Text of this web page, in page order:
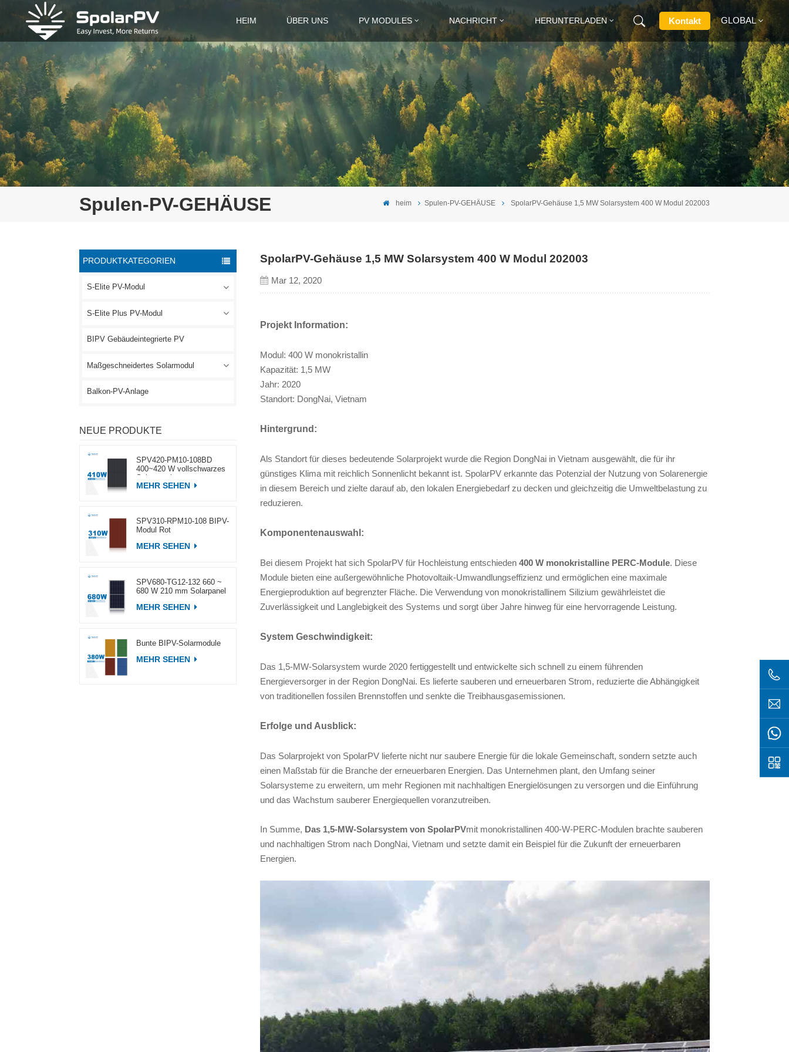
HEIM ÜBER UNS PV MODULES NACHRICHT HERUNTERLADEN Kontakt GLOBAL
English
Français
Deutsch
Русский
Italiano
Español
Spulen-PV-GEHÄUSE heim Spulen-PV-GEHÄUSE SpolarPV-Gehäuse 1,5 MW Solarsystem 400 W Modul 202003
SpolarPV-Gehäuse 1,5 MW Solarsystem 400 W Modul 202003
Mar 12, 2020
Projekt Information:
Modul: 400 W monokristallin
Kapazität: 1,5 MW
Jahr: 2020
Standort: DongNai, Vietnam
Hintergrund:
Als Standort für dieses bedeutende Solarprojekt wurde die Region DongNai in Vietnam ausgewählt, die für ihr
günstiges Klima mit reichlich Sonnenlicht bekannt ist. SpolarPV erkannte das Potenzial der Nutzung von Solarenergie
in diesem Bereich und zielte darauf ab, den lokalen Energiebedarf zu decken und gleichzeitig die Umweltbelastung zu
reduzieren.
Komponentenauswahl:
Bei diesem Projekt hat sich SpolarPV für Hochleistung entschieden 400 W monokristalline PERC-Module. Diese
Module bieten eine außergewöhnliche Photovoltaik-Umwandlungseffizienz und ermöglichen eine maximale
Energieproduktion auf begrenzter Fläche. Die Verwendung von monokristallinem Silizium gewährleistet die
Zuverlässigkeit und Langlebigkeit des Systems und sorgt über Jahre hinweg für eine hervorragende Leistung.
System Geschwindigkeit:
Das 1,5-MW-Solarsystem wurde 2020 fertiggestellt und entwickelte sich schnell zu einem führenden
Energieversorger in der Region DongNai. Es lieferte sauberen und erneuerbaren Strom, reduzierte die Abhängigkeit
von traditionellen fossilen Brennstoffen und senkte die Treibhausgasemissionen.
Erfolge und Ausblick:
Das Solarprojekt von SpolarPV lieferte nicht nur saubere Energie für die lokale Gemeinschaft, sondern setzte auch
einen Maßstab für die Branche der erneuerbaren Energien. Das Unternehmen plant, den Umfang seiner
Solarsysteme zu erweitern, um mehr Regionen mit nachhaltigen Energielösungen zu versorgen und die Einführung
und das Wachstum sauberer Energiequellen voranzutreiben.
In Summe, Das 1,5-MW-Solarsystem von SpolarPVmit monokristallinen 400-W-PERC-Modulen brachte sauberen
und nachhaltigen Strom nach DongNai, Vietnam und setzte damit ein Beispiel für die Zukunft der erneuerbaren
Energien.
PRODUKTKATEGORIEN
S-Elite PV-Modul
S-Elite Plus PV-Modul
BIPV Gebäudeintegrierte PV
Maßgeschneidertes Solarmodul
Balkon-PV-Anlage
NEUE PRODUKTE
SPV420-PM10-108BD
400~420 W vollschwarzes
MEHR SEHEN
SPV310-RPM10-108 BIPV-
Modul Rot
MEHR SEHEN
SPV680-TG12-132 660 ~
680 W 210 mm Solarpanel
MEHR SEHEN
Bunte BIPV-Solarmodule
MEHR SEHEN